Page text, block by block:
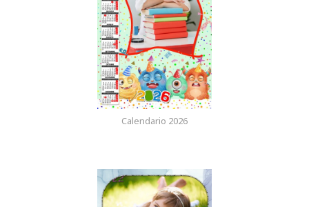
Calendario 2026